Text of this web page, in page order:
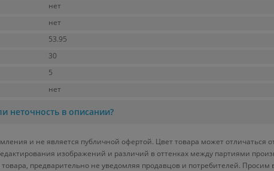
нет
нет
53.95
30
5
нет
неточность в описании?
и не является публичной офертой. Цвет товара может отличаться
изображений и различий в оттенках между партиями
предварительно не уведомляя продавцов и потребителей. Просим